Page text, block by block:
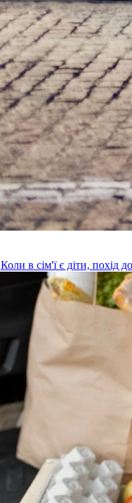
Коли в сім'ї є діти,